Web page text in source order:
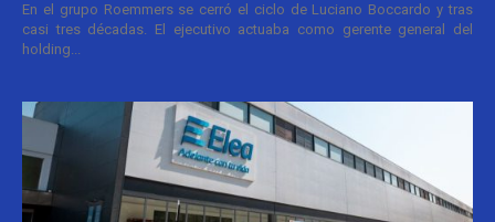
En el grupo Roemmers se cerró el ciclo de Luciano Boccardo y tras
casi tres décadas. El ejecutivo actuaba como gerente general del
holding...